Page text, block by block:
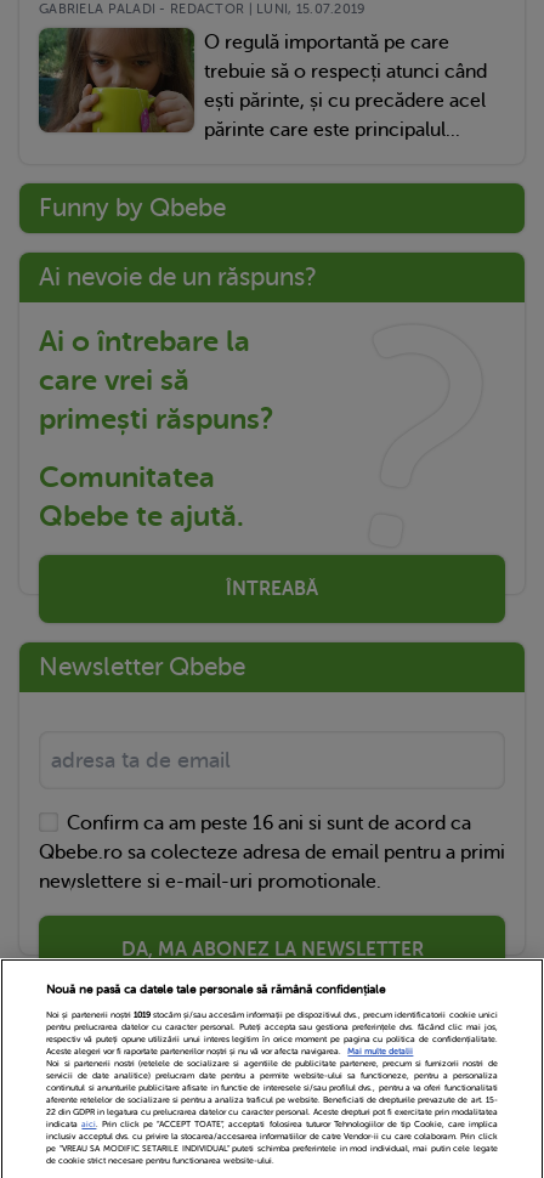
GABRIELA PALADI - REDACTOR | LUNI, 15.07.2019
O regulă importantă pe care
trebuie să o respecți atunci când
ești părinte, și cu precădere acel
părinte care este principalul...
Funny by Qbebe
Ai nevoie de un răspuns?
Ai o întrebare la
care vrei să
primești răspuns?
Comunitatea
Qbebe te ajută.
ÎNTREABĂ
Newsletter Qbebe
Confirm ca am peste 16 ani si sunt de acord ca
Qbebe.ro sa colecteze adresa de email pentru a primi
newslettere si e-mail-uri promotionale.
DA, MA ABONEZ LA NEWSLETTER
Echipa Editoriala Newsletter
Contact
Nouă ne pasă ca datele tale personale să rămână confidențiale
Noi și partenerii noștri 1019stocăm și/sau accesăm informații pe dispozitivul dvs., precum identificatorii cookie unici
pentru prelucrarea datelor cu caracter personal. Puteți accepta sau gestiona preferințele dvs. făcând clic mai jos,
respectiv vă puteți opune utilizării unui interes legitim în orice moment pe pagina cu politica de confidențialitate.
Aceste alegeri vor fi raportate partenerilor noștri și nu vă vor afecta navigarea.
Mai multe detalii
Noi si partenerii nostri (retelele de socializare si agentiile de publicitate partenere, precum si furnizorii nostri de
servicii de date analitice) prelucram date pentru a permite website-ului sa functioneze, pentru a personaliza
continutul si anunturile publicitare afisate in functie de interesele si/sau profilul dvs., pentru a va oferi functionalitati
aferente retelelor de socializare si pentru a analiza traficul pe website. Beneficiati de drepturile prevazute de art. 15-
22 din GDPR in legatura cu prelucrarea datelor cu caracter personal. Aceste drepturi pot fi exercitate prin modalitatea
indicataaici. Prin click pe “ACCEPT TOATE”, acceptati folosirea tuturor Tehnologiilor de tip Cookie, care implica
inclusiv acceptul dvs. cu privire la stocarea/accesarea informatiilor de catre Vendor-ii cu care colaboram. Prin click
pe “VREAU SA MODIFIC SETARILE INDIVIDUAL” puteti schimba preferintele in mod individual, mai putin cele legate
de cookie strict necesare pentru functionarea website-ului.